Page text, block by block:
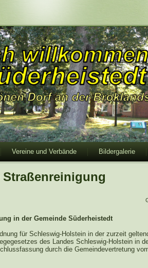
Vereine und Verbände Bildergalerie
in der Gemeinde Süderheistedt
für Schleswig-Holstein in der zurzeit
des Landes Schleswig-Holstein in
durch die Gemeindevertretung